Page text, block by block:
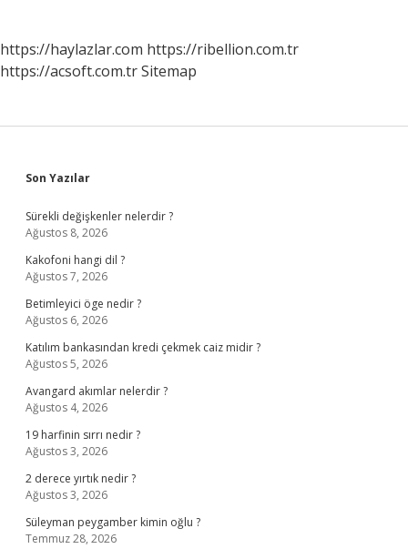
Olur
https://haylazlar.com https://ribellion.com.tr
https://acsoft.com.trSitemap
Sidebar
Son Yazılar
Sürekli değişkenler nelerdir ?
Ağustos 8, 2026
Kakofoni hangi dil ?
Ağustos 7, 2026
Betimleyici öge nedir ?
Ağustos 6, 2026
Katılım bankasından kredi çekmek caiz midir ?
Ağustos 5, 2026
Avangard akımlar nelerdir ?
Ağustos 4, 2026
19 harfinin sırrı nedir ?
Ağustos 3, 2026
2 derece yırtık nedir ?
Ağustos 3, 2026
Süleyman peygamber kimin oğlu ?
Temmuz 28, 2026